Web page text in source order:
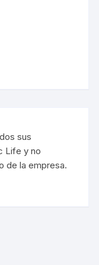
sus
Life y no
de la empresa.